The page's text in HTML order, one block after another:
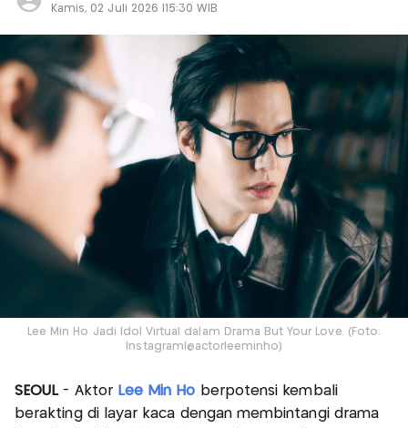
Kamis, 02 Juli 2026 |15:30 WIB
Lee Min Ho Jadi Idol Virtual dalam Drama But Your Love. (Foto:
Instagram|@actorleeminho)
SEOUL- Aktor Lee Min Ho berpotensi kembali
berakting di layar kaca dengan membintangi drama